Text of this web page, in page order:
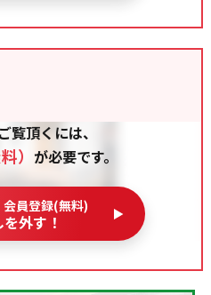
覧頂くには、
） が必要です。
員登録(無料)
外す！